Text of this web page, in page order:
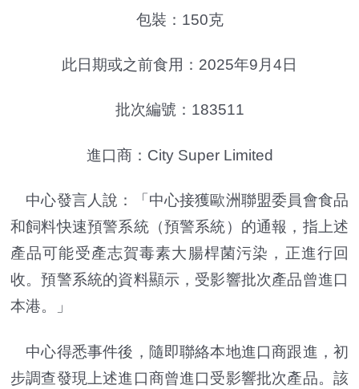
包裝：150克
此日期或之前食用：2025年9月4日
批次編號：183511
進口商：City Super Limited
中心發言人說：「中心接獲歐洲聯盟委員會食品
和飼料快速預警系統（預警系統）的通報，指上述
產品可能受產志賀毒素大腸桿菌污染，正進行回
收。預警系統的資料顯示，受影響批次產品曾進口
本港。」
中心得悉事件後，隨即聯絡本地進口商跟進，初
步調查發現上述進口商曾進口受影響批次產品。該